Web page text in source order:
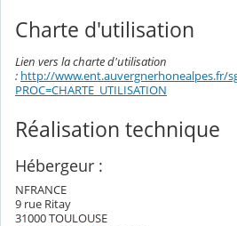
Charte d'utilisation
Lien vers la charte d'utilisation
: http://www.ent.auvergnerhonealpes.fr/
PROC=CHARTE_UTILISATION
Réalisation technique
Hébergeur :
NFRANCE
9 rue Ritay
31000 TOULOUSE